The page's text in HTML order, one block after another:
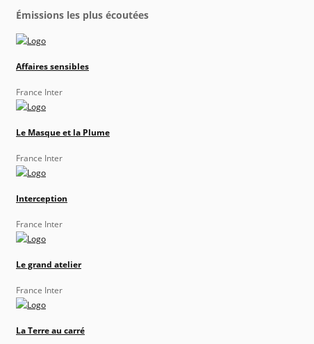
Émissions les plus écoutées
Affaires sensibles
France Inter
Le Masque et la Plume
France Inter
Interception
France Inter
Le grand atelier
France Inter
La Terre au carré